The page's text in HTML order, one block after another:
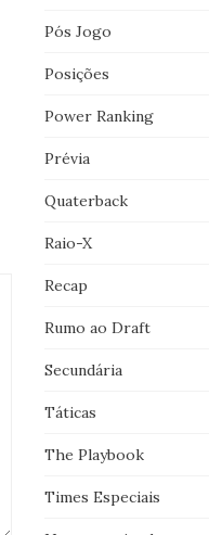
Pós Jogo
Posições
Power Ranking
Prévia
Quaterback
Raio-X
Recap
Rumo ao Draft
Secundária
Táticas
The Playbook
Times Especiais